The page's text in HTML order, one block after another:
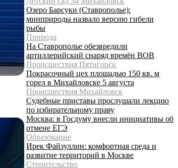
Озеро Барсуки (Ставрополье):
минприроды назвало версию гибели
рыбы
Природа
На Ставрополье обезвредили
артиллерийский снаряд времён ВОВ
Происшествия Пятигорск
Покрасочный цех площадью 150 кв. м
горел в Михайловске 5 августа
Происшествия Михайловск
Судебные приставы прослушали лекцию
по избирательному праву
Москва: в Госдуму внесли инициативы об
отмене ЕГЭ
Образование
Ирек Файзуллин: комфортная среда и
развитие территорий в Москве
Строительство